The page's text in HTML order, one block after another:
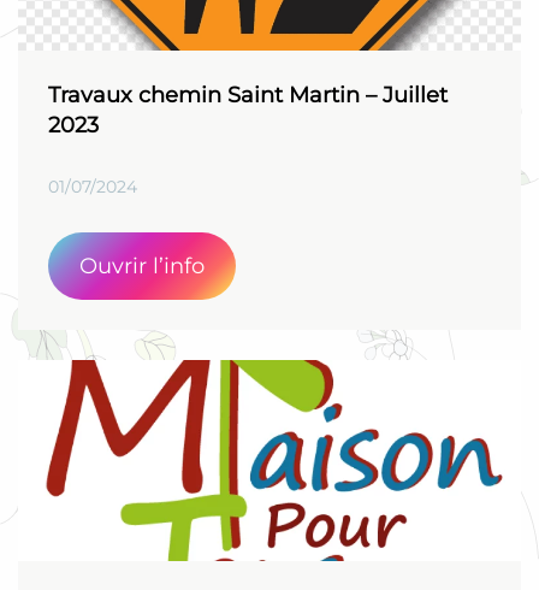
Travaux chemin Saint Martin – Juillet
2023
01/07/2024
Ouvrir l’info